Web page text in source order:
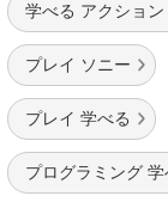
学べる アクション
プレイ ソニー
プレイ 学べる
プログラミング 学